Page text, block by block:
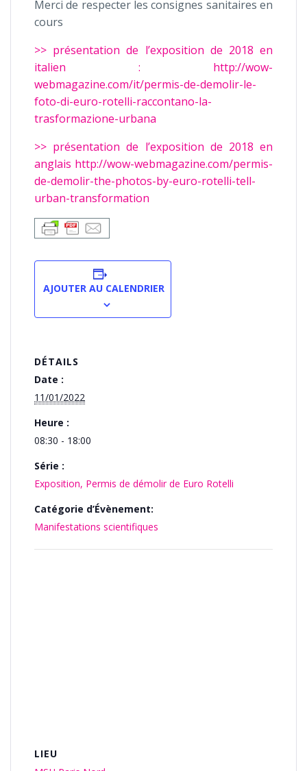
Merci de respecter les consignes sanitaires en
cours
>> présentation de l’exposition de 2018 en
italien : http://wow-
webmagazine.com/it/permis-de-demolir-le-
foto-di-euro-rotelli-raccontano-la-
trasformazione-urbana
>> présentation de l’exposition de 2018 en
anglais http://wow-webmagazine.com/permis-
de-demolir-the-photos-by-euro-rotelli-tell-
urban-transformation
AJOUTER AU CALENDRIER
DÉTAILS
Date :
11/01/2022
Heure :
08:30 - 18:00
Série :
Exposition, Permis de démolir de Euro Rotelli
Catégorie d’Évènement:
Manifestations scientifiques
LIEU